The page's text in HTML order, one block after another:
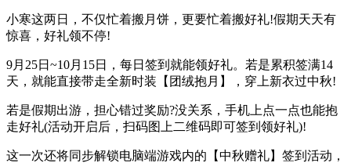
小寒这两日，不仅忙着搬月饼，更要忙着搬好礼!假期天天有
惊喜，好礼领不停!
9月25日~10月15日，每日签到就能领好礼。若是累积签满14
天，就能直接带走全新时装【团绒抱月】，穿上新衣过中秋!
若是假期出游，担心错过奖励?没关系，手机上点一点也能抱
走好礼(活动开启后，扫码图上二维码即可签到领好礼)!
这一次还将同步解锁电脑端游戏内的【中秋赠礼】签到活动，